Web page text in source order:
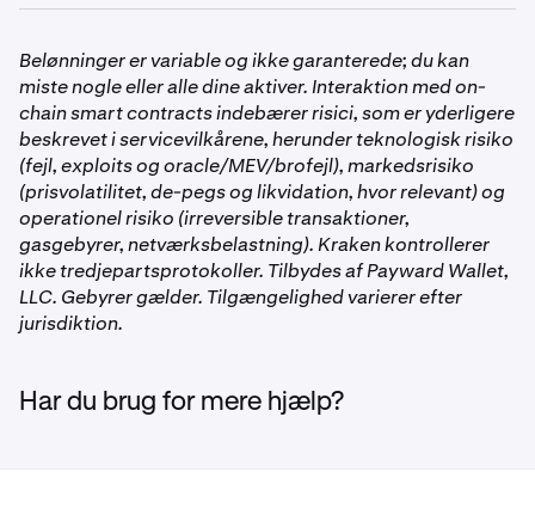
ikke er tilgængelig.
•
Sørg for, at din Kraken, Kraken Pro eller Krak app er
opdateret til den seneste version.
sikkerhedstærsklen kræver tofaktorgodkendelse (2FA).
Indtast din 2FA-kode, adgangsnøgle eller
sikkerhedsnøgle for at fortsætte.
Belønninger er variable og ikke garanterede; du kan
miste nogle eller alle dine aktiver. Interaktion med on-
chain smart contracts indebærer risici, som er yderligere
beskrevet i servicevilkårene, herunder teknologisk risiko
(fejl, exploits og oracle/MEV/brofejl), markedsrisiko
(prisvolatilitet, de-pegs og likvidation, hvor relevant) og
operationel risiko (irreversible transaktioner,
gasgebyrer, netværksbelastning). Kraken kontrollerer
ikke tredjepartsprotokoller. Tilbydes af Payward Wallet,
LLC. Gebyrer gælder. Tilgængelighed varierer efter
jurisdiktion.
Har du brug for mere hjælp?